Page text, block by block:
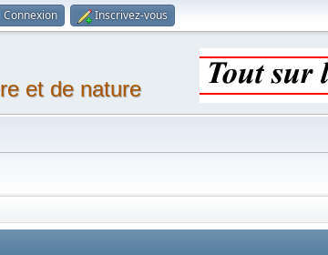
Connexion Inscrivez-vous
et de nature